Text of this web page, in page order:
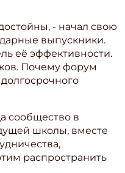
- начал свою
выпускники.
её эффективности.
Почему форум
сообщество в
школы, вместе
распространить